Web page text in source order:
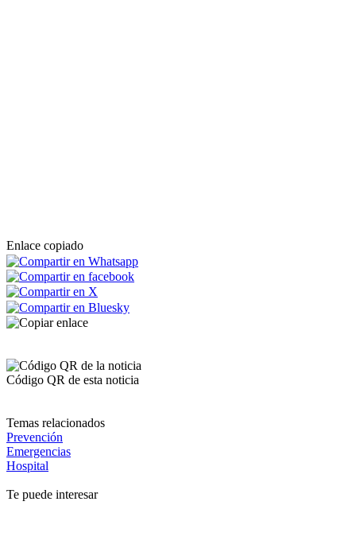
Enlace copiado
Código QR de esta noticia
Temas relacionados
Prevención
Emergencias
Hospital
Te puede interesar